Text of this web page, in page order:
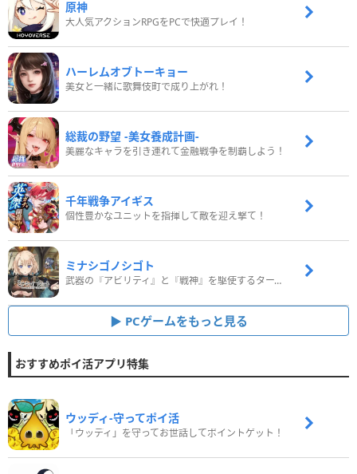
原神
大人気アクションRPGをPCで快適プレイ！
ハーレムオブトーキョー
美女と一緒に歌舞伎町で成り上がれ！
総裁の野望 -美女養成計画-
美麗なキャラを引き連れて金融戦争を制覇しよう！
千年戦争アイギス
個性豊かなユニットを指揮して敵を迎え撃て！
ミナシゴノシゴト
武器の『アビリティ』と『戦神』を駆使するターン制コマンドバトルRPG！
PCゲームをもっと見る
おすすめポイ活アプリ特集
ウッディ‐守ってポイ活
「ウッディ」を守ってお世話してポイントゲット！